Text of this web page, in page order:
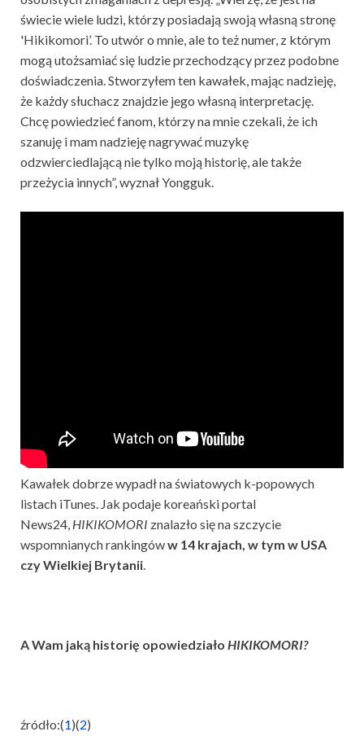
świecie wiele ludzi, którzy posiadają swoją własną stronę
'Hikikomori’. To utwór o mnie, ale to też numer, z którym
mogą utożsamiać się ludzie przechodzący przez podobne
doświadczenia. Stworzyłem ten kawałek, mając nadzieję,
że każdy słuchacz znajdzie jego własną interpretację.
Chcę powiedzieć fanom, którzy na mnie czekali, że ich
szanuję i mam nadzieję nagrywać muzykę
odzwierciedlającą nie tylko moją historię, ale także
przeżycia innych”, wyznał Yongguk.
Kawałek dobrze wypadł na światowych k-popowych
listach iTunes. Jak podaje koreański portal
News24, HIKIKOMORI znalazło się na szczycie
wspomnianych rankingóww 14 krajach, w tym w USA
czy Wielkiej Brytanii.
A Wam jaką historię opowiedziało HIKIKOMORI?
źródło:(1)(2)